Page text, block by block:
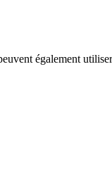
également